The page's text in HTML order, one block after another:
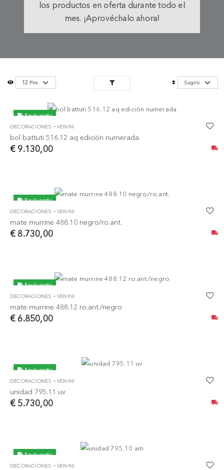
los productos en oferta durante todo el
mes. ¡Aprovéchalo ahora!
Envío gratis
DECORACIONES -VENINI
bol battuti 516.12 aq edición numerada
€ 9.130,00
Envío gratis
DECORACIONES -VENINI
mate murrine 488.10 negro/ro.ant.
€ 8.730,00
Envío gratis
DECORACIONES -VENINI
mate murrine 488.12 ro.ant./negro
€ 6.850,00
Envío gratis
DECORACIONES -VENINI
unidad 795.11 uv
€ 5.730,00
Envío gratis
DECORACIONES -VENINI